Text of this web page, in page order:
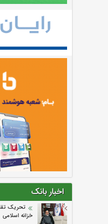
اخبار بانک
تحریک
خزانه اسلامی